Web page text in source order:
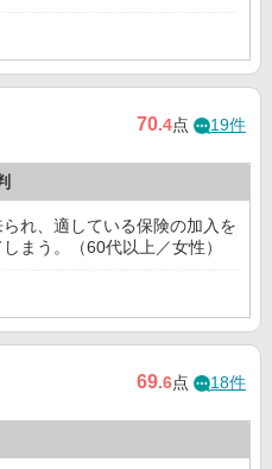
70.4点 19件
れ、適している保険の加入を
まう。（60代以上／女性）
69.6点 18件